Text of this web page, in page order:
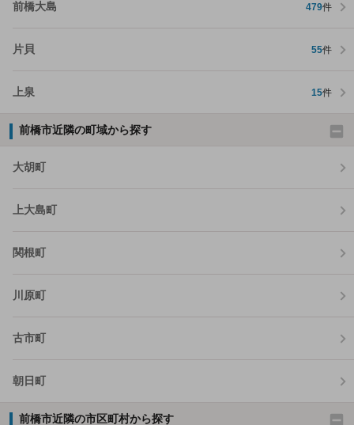
前橋大島 479件
片貝 55件
上泉 15件
前橋市近隣の町域から探す
大胡町
上大島町
関根町
川原町
古市町
朝日町
前橋市近隣の市区町村から探す